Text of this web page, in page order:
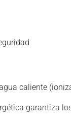
caliente
garantiza